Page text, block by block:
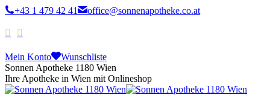
+43 1 479 42 41 office@sonnenapotheke.co.at
Mein Konto
Wunschliste
Sonnen Apotheke 1180 Wien
Ihre Apotheke in Wien mit Onlineshop